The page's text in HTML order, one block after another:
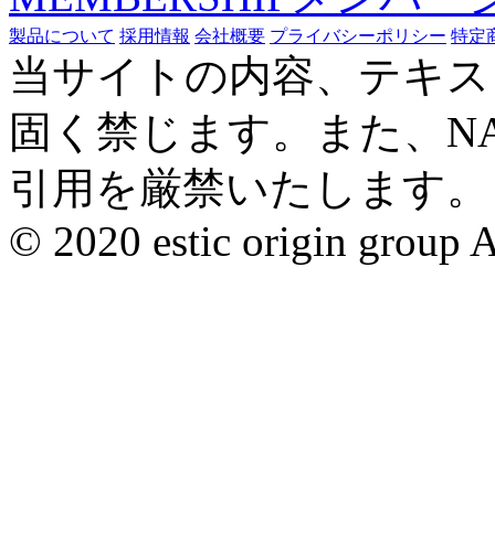
製品について 採用情報 会社概要 プライバシーポリシー 特定
当サイトの内容、テキ
固く禁じます。また、
引用を厳禁いたします。
© 2020 estic origin group